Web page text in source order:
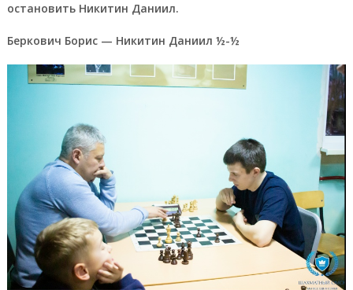
остановить Никитин Даниил.
Беркович Борис — Никитин Даниил ½-½